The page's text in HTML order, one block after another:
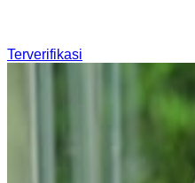
Terverifikasi